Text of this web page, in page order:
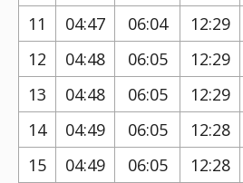
11
04:47 06:04 12:29
12
04:48 06:05 12:29
13
04:48 06:05 12:29
14
04:49 06:05 12:28
15
04:49 06:05 12:28